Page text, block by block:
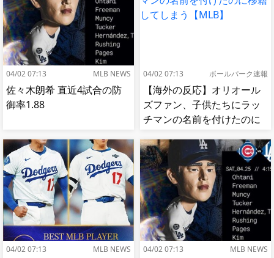
04/02 07:13 MLB NEWS
佐々木朗希 直近4試合の防
御率1.88
04/02 07:13 ボールパーク速報
【海外の反応】オリオール
ズファン、子供たちにラッ
チマンの名前を付けたのに
04/02 07:13 MLB NEWS 04/02 07:13 MLB NEWS